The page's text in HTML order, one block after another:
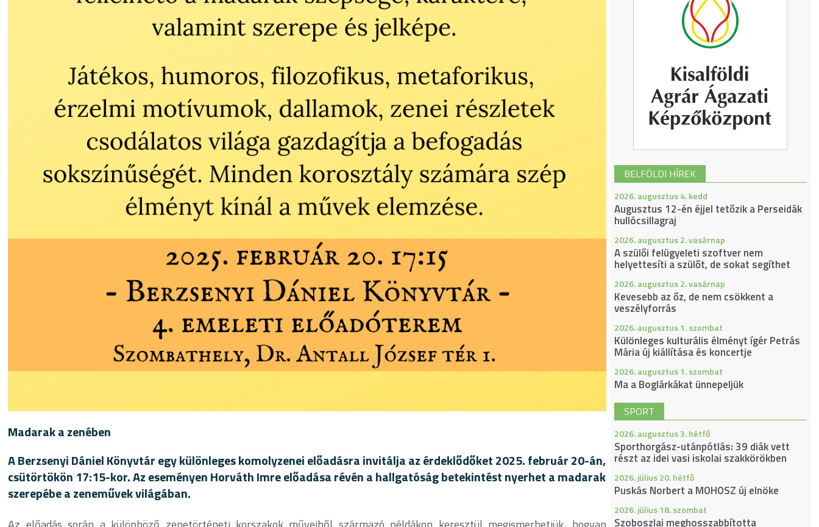
Madarak a zenében
A Berzsenyi Dániel Könyvtár egy különleges komolyzenei előadásra invitálja az érdeklődőket 2025. február 20-án,
csütörtökön 17:15-kor. Az eseményen Horváth Imre előadása révén a hallgatóság betekintést nyerhet a madarak
szerepébe a zeneművek világában.
BELFÖLDI HÍREK
2026. augusztus 4. kedd
Augusztus 12-én éjjel tetőzik a Perseidák
hullócsillagraj
2026. augusztus 2. vasárnap
A szülői felügyeleti szoftver nem
helyettesíti a szülőt, de sokat segíthet
2026. augusztus 2. vasárnap
Kevesebb az őz, de nem csökkent a
veszélyforrás
2026. augusztus 1. szombat
Különleges kulturális élményt ígér Petrás
Mária új kiállítása és koncertje
2026. augusztus 1. szombat
Ma a Boglárkákat ünnepeljük
SPORT
2026. augusztus 3. hétfő
Sporthorgász-utánpótlás: 39 diák vett
részt az idei vasi iskolai szakkörökben
2026. július 20. hétfő
Puskás Norbert a MOHOSZ új elnöke
2026. július 18. szombat
Szoboszlai meghosszabbította